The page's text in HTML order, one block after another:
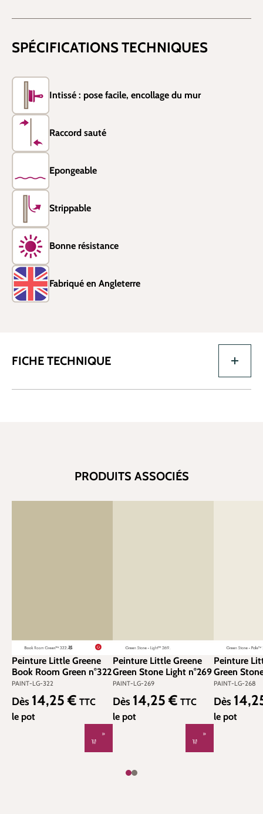
SPÉCIFICATIONS TECHNIQUES
Intissé : pose facile, encollage du mur
Raccord sauté
Epongeable
Strippable
Bonne résistance
Fabriqué en Angleterre
FICHE TECHNIQUE
PRODUITS ASSOCIÉS
Peinture Little Greene
Book Room Green n°322
PAINT-LG-322
Prix régulier :
Dès 14,25 € TTC
le pot
Peinture Little Greene
Green Stone Light n°269
PAINT-LG-269
Prix régulier :
Dès 14,25 € TTC
le pot
Peinture
Green
PAINT-LG-268
Prix
Dès
le pot